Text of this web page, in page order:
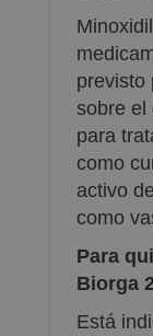
previsto
sobre el
para
como
activo
como
Para
Biorga
Está